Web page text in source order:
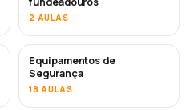
2 AULAS
Equipamentos de
Segurança
18 AULAS